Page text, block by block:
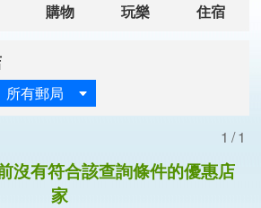
購物 玩樂 住宿
所有郵局
1/1
沒有符合該查詢條件的優惠店
家